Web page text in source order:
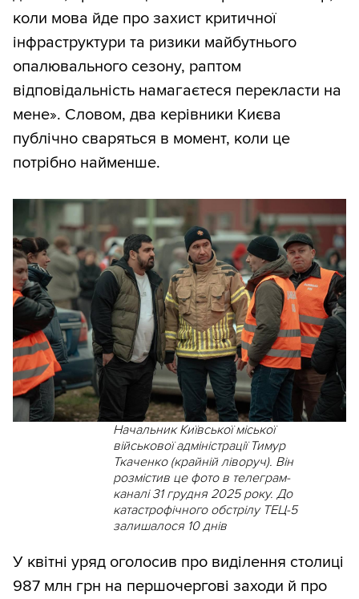
коли мова йде про захист критичної
інфраструктури та ризики майбутнього
опалювального сезону, раптом
відповідальність намагаєтеся перекласти на
мене». Словом, два керівники Києва
публічно сваряться в момент, коли це
потрібно найменше.
Начальник Київської міської
військової адміністрації Тимур
Ткаченко (крайній ліворуч). Він
розмістив це фото в телеграм-
каналі 31 грудня 2025 року. До
катастрофічного обстрілу ТЕЦ-5
залишалося 10 днів
У квітні уряд оголосив про виділення столиці
987 млн грн на першочергові заходи й про